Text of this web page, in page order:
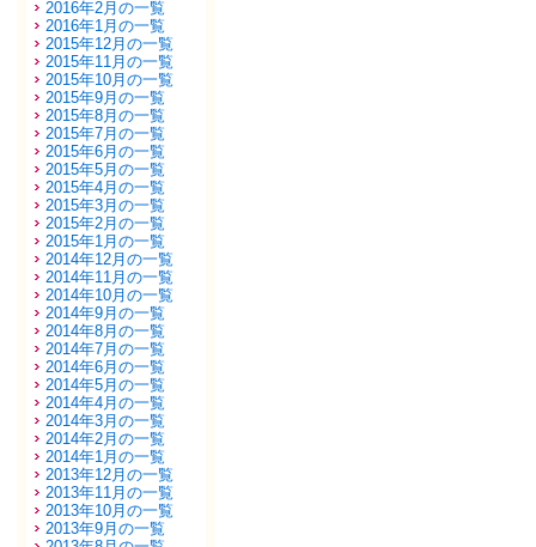
2016年2月の一覧
2016年1月の一覧
2015年12月の一覧
2015年11月の一覧
2015年10月の一覧
2015年9月の一覧
2015年8月の一覧
2015年7月の一覧
2015年6月の一覧
2015年5月の一覧
2015年4月の一覧
2015年3月の一覧
2015年2月の一覧
2015年1月の一覧
2014年12月の一覧
2014年11月の一覧
2014年10月の一覧
2014年9月の一覧
2014年8月の一覧
2014年7月の一覧
2014年6月の一覧
2014年5月の一覧
2014年4月の一覧
2014年3月の一覧
2014年2月の一覧
2014年1月の一覧
2013年12月の一覧
2013年11月の一覧
2013年10月の一覧
2013年9月の一覧